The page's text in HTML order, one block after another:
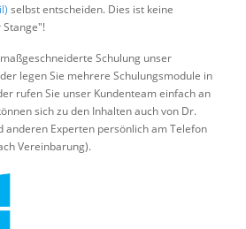
selbst entscheiden. Dies ist keine
Schulung unser
legen Sie mehrere Schulungsmodule in
rufen Sie unser Kundenteam einfach an
sich zu den Inhalten auch von Dr.
anderen Experten persönlich am Telefon
Vereinbarung).